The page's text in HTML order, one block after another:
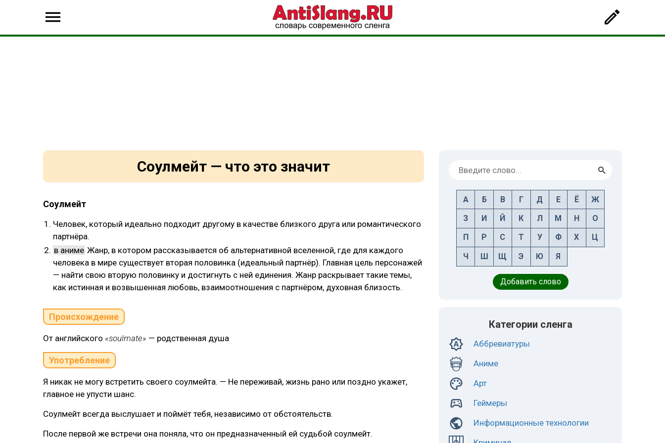
Соулмейт — что это значит
Соулмейт
Человек, который идеально подходит другому в качестве близкого друга или романтического
партнёра.
в аниме Жанр, в котором рассказывается об альтернативной вселенной, где для каждого
человека в мире существует вторая половинка (идеальный партнёр). Главная цель персонажей
— найти свою вторую половинку и достигнуть с ней единения. Жанр раскрывает такие темы,
как истинная и возвышенная любовь, взаимоотношения с партнёром, духовная близость.
Происхождение
От английского «soulmate» — родственная душа
Употребление
Я никак не могу встретить своего соулмейта. — Не переживай, жизнь рано или поздно укажет,
главное не упусти шанс.
Соулмейт всегда выслушает и поймёт тебя, независимо от обстоятельств.
После первой же встречи она поняла, что он предназначенный ей судьбой соулмейт.
А Б В Г Д Е Ё Ж
З И Й К Л М Н О
П Р С Т У Ф Х Ц
Ч Ш Щ Э Ю Я
Добавить слово
Категории сленга
Аббревиатуры
Аниме
Арт
Геймеры
Информационные технологии